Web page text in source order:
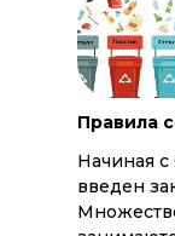
Правила
Начиная с
введен